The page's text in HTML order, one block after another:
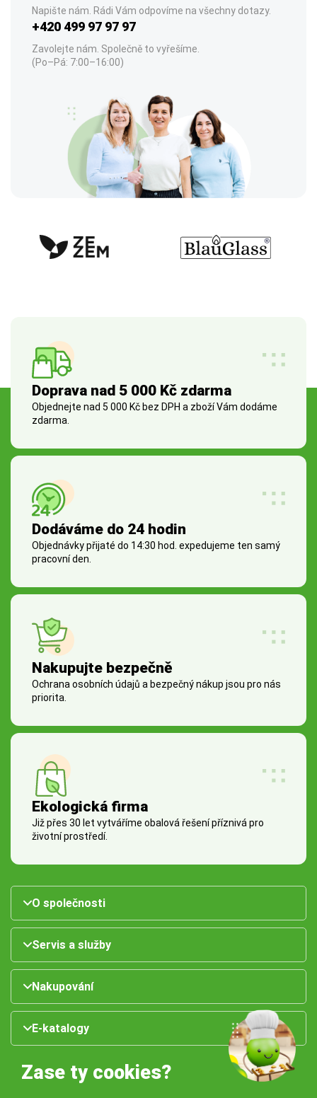
Napište nám. Rádi Vám odpovíme na všechny dotazy.
+420 499 97 97 97
Zavolejte nám. Společně to vyřešíme.
(Po–Pá: 7:00–16:00)
Doprava nad 5 000 Kč zdarma
Objednejte nad 5 000 Kč bez DPH a zboží Vám dodáme
zdarma.
Dodáváme do 24 hodin
Objednávky přijaté do 14:30 hod. expedujeme ten samý
pracovní den.
Nakupujte bezpečně
Ochrana osobních údajů a bezpečný nákup jsou pro nás
priorita.
Ekologická firma
Již přes 30 let vytváříme obalová řešení příznivá pro
životní prostředí.
O společnosti
Servis a služby
Nakupování
E-katalogy
Zase ty cookies?